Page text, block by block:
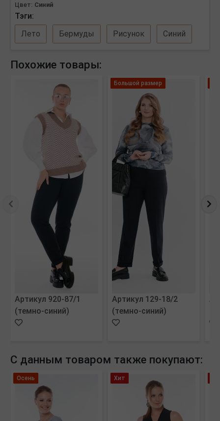
Цвет: Синий
Тэги:
Лето
Бермуды Рисунок Синий
Похожие товары:
Артикул 920-87/1
(темно-синий)
Большой размер
Артикул 129-18/2
(темно-синий)
С данным товаром также покупают:
Осень Хит